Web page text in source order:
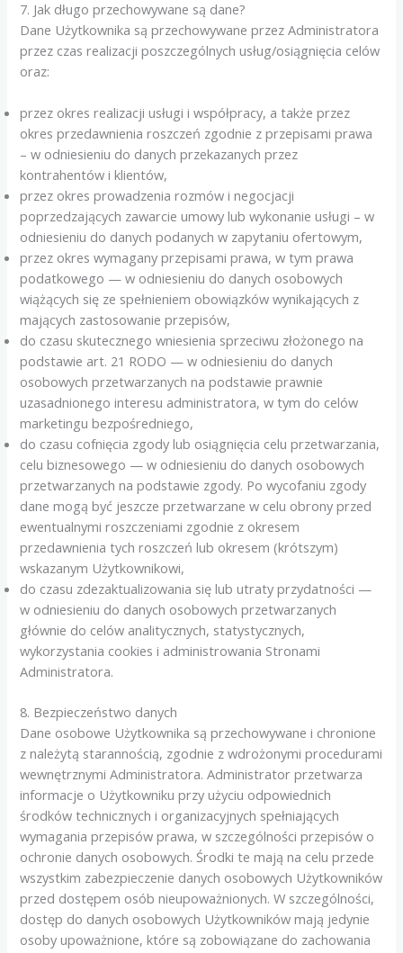
7. Jak długo przechowywane są dane?
Dane Użytkownika są przechowywane przez Administratora
przez czas realizacji poszczególnych usług/osiągnięcia celów
oraz:
przez okres realizacji usługi i współpracy, a także przez
okres przedawnienia roszczeń zgodnie z przepisami prawa
– w odniesieniu do danych przekazanych przez
kontrahentów i klientów,
przez okres prowadzenia rozmów i negocjacji
poprzedzających zawarcie umowy lub wykonanie usługi – w
odniesieniu do danych podanych w zapytaniu ofertowym,
przez okres wymagany przepisami prawa, w tym prawa
podatkowego — w odniesieniu do danych osobowych
wiążących się ze spełnieniem obowiązków wynikających z
mających zastosowanie przepisów,
do czasu skutecznego wniesienia sprzeciwu złożonego na
podstawie art. 21 RODO — w odniesieniu do danych
osobowych przetwarzanych na podstawie prawnie
uzasadnionego interesu administratora, w tym do celów
marketingu bezpośredniego,
do czasu cofnięcia zgody lub osiągnięcia celu przetwarzania,
celu biznesowego — w odniesieniu do danych osobowych
przetwarzanych na podstawie zgody. Po wycofaniu zgody
dane mogą być jeszcze przetwarzane w celu obrony przed
ewentualnymi roszczeniami zgodnie z okresem
przedawnienia tych roszczeń lub okresem (krótszym)
wskazanym Użytkownikowi,
do czasu zdezaktualizowania się lub utraty przydatności —
w odniesieniu do danych osobowych przetwarzanych
głównie do celów analitycznych, statystycznych,
wykorzystania cookies i administrowania Stronami
Administratora.
8. Bezpieczeństwo danych
Dane osobowe Użytkownika są przechowywane i chronione
z należytą starannością, zgodnie z wdrożonymi procedurami
wewnętrznymi Administratora. Administrator przetwarza
informacje o Użytkowniku przy użyciu odpowiednich
środków technicznych i organizacyjnych spełniających
wymagania przepisów prawa, w szczególności przepisów o
ochronie danych osobowych. Środki te mają na celu przede
wszystkim zabezpieczenie danych osobowych Użytkowników
przed dostępem osób nieupoważnionych. W szczególności,
dostęp do danych osobowych Użytkowników mają jedynie
osoby upoważnione, które są zobowiązane do zachowania